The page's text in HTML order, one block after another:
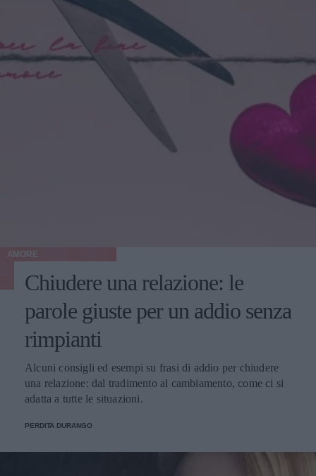
AMORE
Chiudere una relazione: le
parole giuste per un addio senza
rimpianti
Alcuni consigli ed esempi su frasi di addio per chiudere
una relazione: dal tradimento al cambiamento, come ci si
adatta a tutte le situazioni.
PERDITA DURANGO